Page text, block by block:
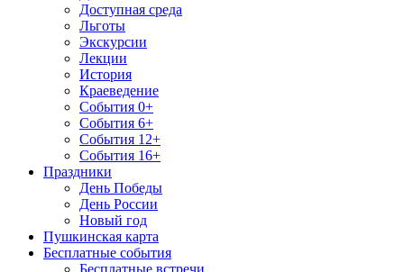
Доступная среда
Льготы
Экскурсии
Лекции
История
Краеведение
События 0+
События 6+
События 12+
События 16+
Праздники
День Победы
День России
Новый год
Пушкинская карта
Бесплатные события
Бесплатные встречи